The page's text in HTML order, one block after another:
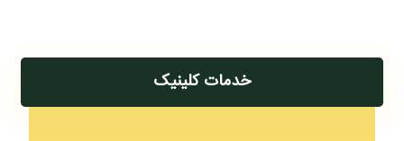
خدمات کلینیک